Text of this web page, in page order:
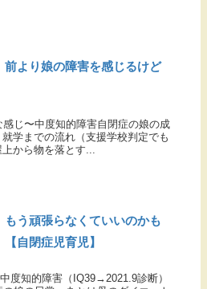
前より娘の障害を感じるけど
じ〜中度知的障害自閉症の娘の成
学までの流れ（支援学校判定でも
から物を落とす...
もう頑張らなくていいのかも
【自閉症児育児】
度知的障害（IQ39→2021.9診断）